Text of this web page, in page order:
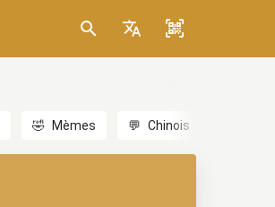
🤣 Mèmes 💬 Chinois